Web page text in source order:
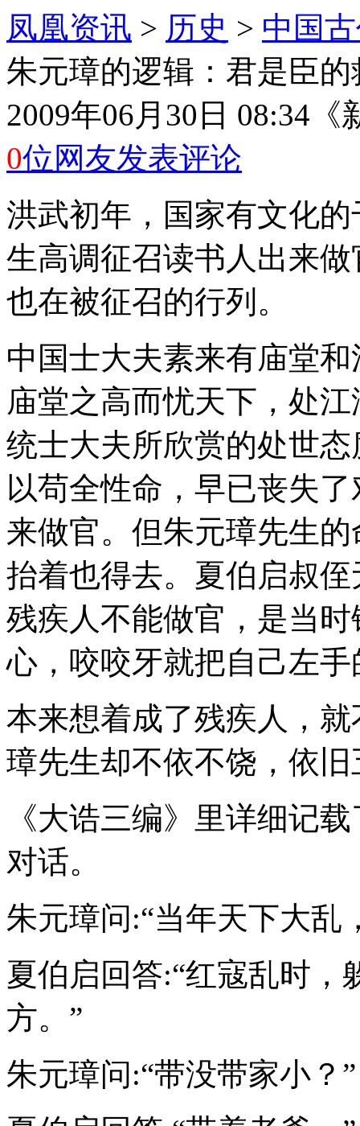
凤凰资讯 > 历史 > 中国
朱元璋的逻辑：君是臣
2009年06月30日 08:34
0位网友发表评论
洪武初年，国家有文化
生高调征召读书人出来
也在被征召的行列。
中国士大夫素来有庙堂
庙堂之高而忧天下，处
统士大夫所欣赏的处世
以苟全性命，早已丧失
来做官。但朱元璋先生
抬着也得去。夏伯启叔
残疾人不能做官，是当
心，咬咬牙就把自己左
本来想着成了残疾人，
璋先生却不依不饶，依
《大诰三编》里详细记
对话。
朱元璋问:“当年天下大乱
夏伯启回答:“红寇乱时，
方。”
朱元璋问:“带没带家小？”